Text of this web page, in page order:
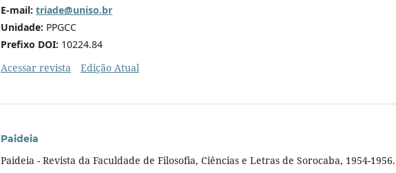
E-mail: triade@uniso.br
Unidade: PPGCC
Prefixo DOI: 10224.84
Acessar revista
Edição Atual
Paideia
Paideia - Revista da Faculdade de Filosofia, Ciências e Letras de Sorocaba, 1954-1956.